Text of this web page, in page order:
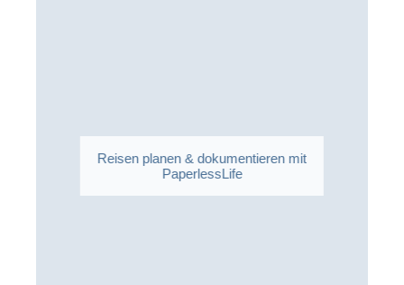
Reisen planen & dokumentieren mit
PaperlessLife